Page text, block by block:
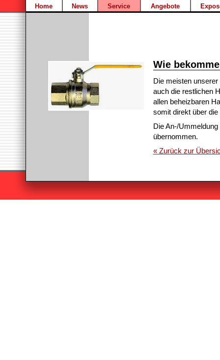
Home News Service Angebote
Wie
Die meisten
auch die restlichen
allen beheizbaren
somit direkt über
Die An-/
übernommen.
« Zurück zur